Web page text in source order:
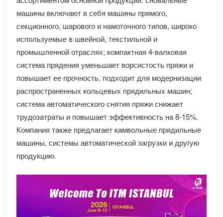
машины включают в себя машины прямого,
секционного, шарового и намоточного типов, широко
используемые в швейной, текстильной и
промышленной отраслях; компактная 4-валковая
система прядения уменьшает ворсистость пряжи и
повышает ее прочность, подходит для модернизации
распространенных кольцевых прядильных машин;
система автоматического снятия пряжи снижает
трудозатраты и повышает эффективность на 8-15%.
Компания также предлагает камвольные прядильные
машины, системы автоматической загрузки и другую
продукцию.